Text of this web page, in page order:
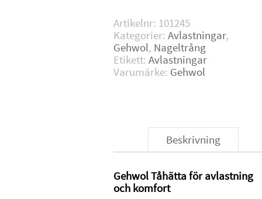
mängd
Artikelnr: 101245
Kategorier: Avlastningar,
Gehwol, Nageltrång
Etikett: Avlastningar
Varumärke: Gehwol
Beskrivning
Gehwol Tåhätta för avlastning
och komfort